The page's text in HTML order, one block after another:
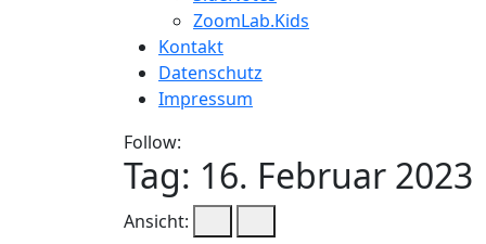
ZoomLab.Kids
Kontakt
Datenschutz
Impressum
Follow:
Tag: 16. Februar 2023
Ansicht: